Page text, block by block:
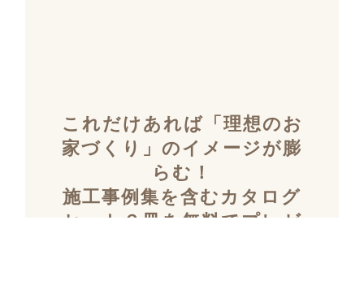
これだけあれば「理想のお
家づくり」のイメージが膨
らむ！
施工事例集を含むカタログ
セット３冊を無料でプレゼ